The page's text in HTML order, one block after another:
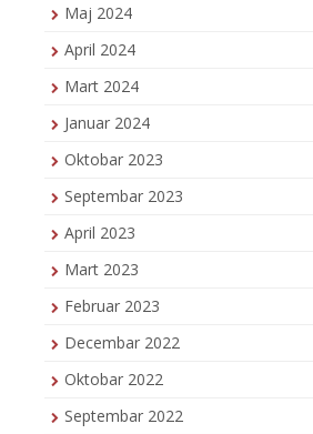
Maj 2024
April 2024
Mart 2024
Januar 2024
Oktobar 2023
Septembar 2023
April 2023
Mart 2023
Februar 2023
Decembar 2022
Oktobar 2022
Septembar 2022